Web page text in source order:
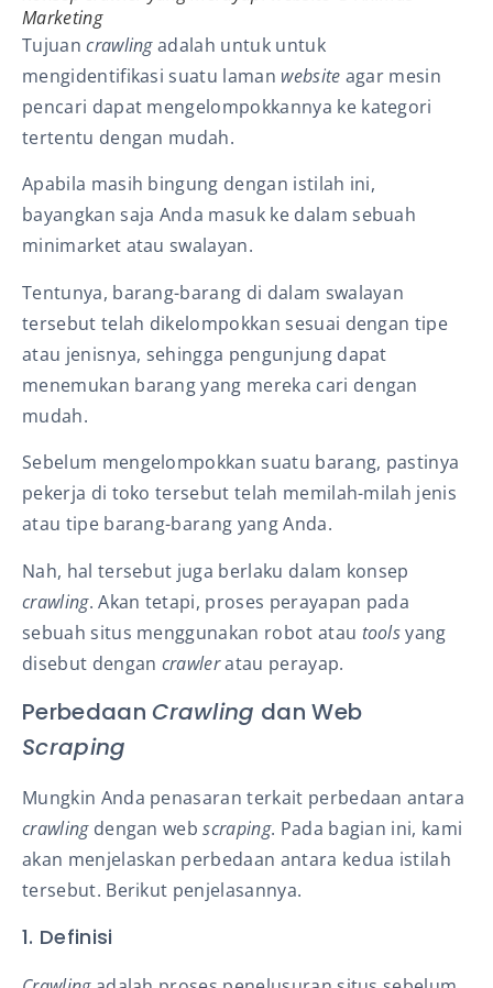
Marketing
Tujuancrawlingadalah untuk untuk
mengidentifikasi suatu laman website agar mesin
pencari dapat mengelompokkannya ke kategori
tertentu dengan mudah.
Apabila masih bingung dengan istilah ini,
bayangkan saja Anda masuk ke dalam sebuah
minimarket atau swalayan.
Tentunya, barang-barang di dalam swalayan
tersebut telah dikelompokkan sesuai dengan tipe
atau jenisnya, sehingga pengunjung dapat
menemukan barang yang mereka cari dengan
mudah.
Sebelum mengelompokkan suatu barang, pastinya
pekerja di toko tersebut telah memilah-milah jenis
atau tipe barang-barang yang Anda.
Nah, hal tersebut juga berlaku dalam konsep
crawling. Akan tetapi, proses perayapan pada
sebuah situs menggunakan robot atau toolsyang
disebut dengan crawleratau perayap.
PerbedaanCrawling dan Web
Scraping
Mungkin Anda penasaran terkait perbedaan antara
crawlingdengan webscraping. Pada bagian ini, kami
akan menjelaskan perbedaan antara kedua istilah
tersebut. Berikut penjelasannya.
1. Definisi